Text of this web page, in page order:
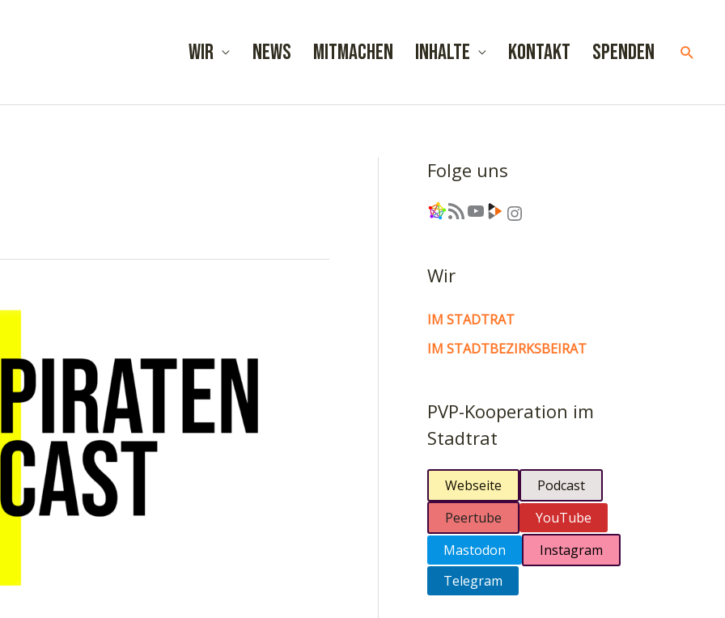
Wir News Mitmachen Inhalte Kontakt Spenden
Folge uns
Link RSS-Feed YouTube Link Instagram
Wir
IM STADTRAT
IM STADTBEZIRKSBEIRAT
PVP-Kooperation im
Stadtrat
Webseite
Podcast
Peertube
YouTube
Mastodon
Instagram
Telegram